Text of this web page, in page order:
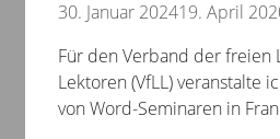
30. Januar 202419. April
Für den Verband der freien
Lektoren (VfLL) veranstalte
von Word-Seminaren in